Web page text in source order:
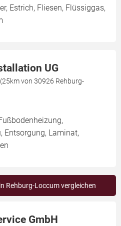
Estrich, Fliesen, Flüssiggas,
UG
von 30926 Rehburg-
Entsorgung, Laminat,
Rehburg-Loccum vergleichen
GmbH